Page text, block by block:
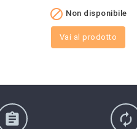
 Non disponibile
Vai al prodotto
assignment autorenew